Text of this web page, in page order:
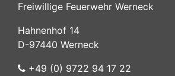
Freiwillige Feuerwehr Werneck
Hahnenhof 14
D-97440 Werneck
+49 (0) 9722 94 17 22